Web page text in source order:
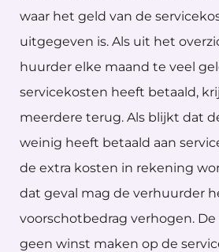
waar het geld van de
uitgegeven is. Als uit het
huurder elke maand te veel
servicekosten heeft betaald,
meerdere terug. Als blijkt dat
weinig heeft betaald aan
de extra kosten in rekening
dat geval mag de verhuurder
voorschotbedrag verhogen.
geen winst maken op de